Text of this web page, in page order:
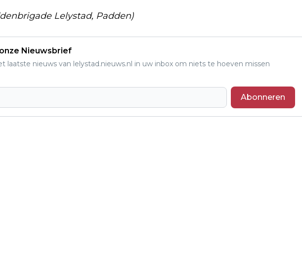
Lelystad, Padden)
Nieuwsbrief
laatste nieuws van lelystad.nieuws.nl in uw inbox om niets te hoeven missen
Abonneren